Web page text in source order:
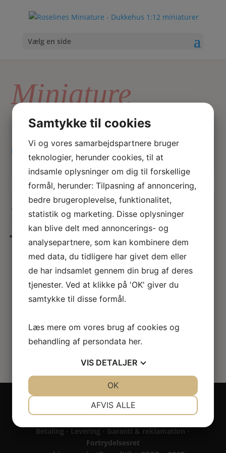
Vælg en side
Miniature
cocktailbord
Hjem / Varer tagged “Miniature cocktailbord”
Skriv
hvad
her
Søg
Viser 1 resultat
Miniature cocktailbord i
valnødtræ
420.00kr.
Copyright 2024 - All rights reserved RoseLines
Miniature ® på design, brandnavn, logo, tekst og
Betaling - Levering - Garanti & reklamation -
Fortrydelsesret
Samtykke til cookies
Vi og vores samarbejdspartnere bruger
teknologier, herunder cookies, til at
indsamle oplysninger om dig til forskellige
formål, herunder: Tilpasning af annoncering,
bedre brugeroplevelse, funktionalitet,
statistik og marketing. Disse oplysninger
kan blive delt med annoncerings- og
analysepartnere, som kan kombinere dem
med data, du tidligere har givet dem eller
de har indsamlet gennem din brug af deres
tjenester. Ved at klikke på 'OK' giver du
samtykke til disse formål.
Læs mere om vores brug af cookies og
behandling af persondata her.
VIS DETALJER
MARKETING STATISTIK
AFVIS ALLE
OK